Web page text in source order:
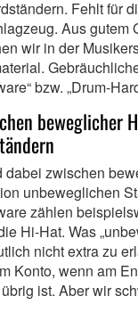
Fehlt für
Aus gutem
wir in der
bzw. „Drum-
beweglicher
dabei zwischen
unbeweglichen
zählen
Hi-Hat. Was
nicht extra zu
Konto, wenn am
ist. Aber wir